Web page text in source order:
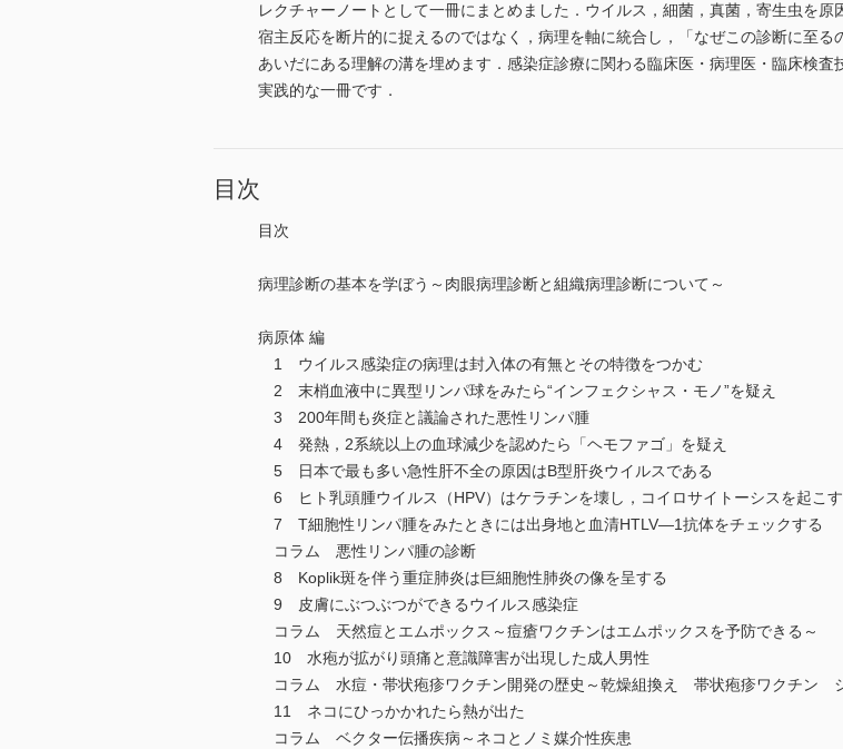
レクチャーノートとして一冊にまとめました．ウイルス，細菌，真菌，寄生虫を
宿主反応を断片的に捉えるのではなく，病理を軸に統合し，「なぜこの診断に至
あいだにある理解の溝を埋めます．感染症診療に関わる臨床医・病理医・臨床検
実践的な一冊です．
目次
目次
病理診断の基本を学ぼう～肉眼病理診断と組織病理診断について～
病原体 編
1 ウイルス感染症の病理は封入体の有無とその特徴をつかむ
2 末梢血液中に異型リンパ球をみたら“インフェクシャス・モノ”を疑え
3 200年間も炎症と議論された悪性リンパ腫
4 発熱，2系統以上の血球減少を認めたら「ヘモファゴ」を疑え
5 日本で最も多い急性肝不全の原因はB型肝炎ウイルスである
6 ヒト乳頭腫ウイルス（HPV）はケラチンを壊し，コイロサイトーシスを起こす
7 T細胞性リンパ腫をみたときには出身地と血清HTLV—1抗体をチェックする
コラム 悪性リンパ腫の診断
8 Koplik斑を伴う重症肺炎は巨細胞性肺炎の像を呈する
9 皮膚にぶつぶつができるウイルス感染症
コラム 天然痘とエムポックス～痘瘡ワクチンはエムポックスを予防できる～
10 水疱が拡がり頭痛と意識障害が出現した成人男性
コラム 水痘・帯状疱疹ワクチン開発の歴史～乾燥組換え 帯状疱疹ワクチン
11 ネコにひっかかれたら熱が出た
コラム ベクター伝播疾病～ネコとノミ媒介性疾患